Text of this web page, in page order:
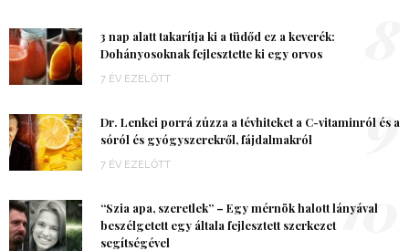
3 nap alatt takarítja ki a tüdőd ez a keverék:
Dohányosoknak fejlesztette ki egy orvos
7 ÉV EZELŐTT
Dr. Lenkei porrá zúzza a tévhiteket a C-vitaminról és a
sóról és gyógyszerekről, fájdalmakról
7 ÉV EZELŐTT
9
“Szia apa, szeretlek” – Egy mérnök halott lányával
beszélgetett egy általa fejlesztett szerkezet
segítségével
10